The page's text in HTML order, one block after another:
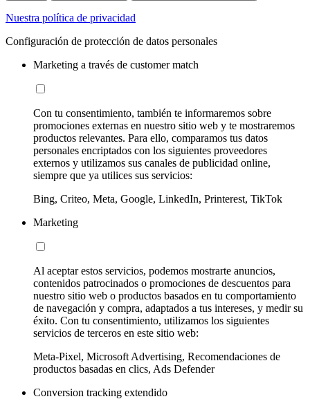
Nuestra política de privacidad
Configuración de protección de datos personales
Marketing a través de customer match
Con tu consentimiento, también te informaremos sobre
promociones externas en nuestro sitio web y te mostraremos
productos relevantes. Para ello, comparamos tus datos
personales encriptados con los siguientes proveedores
externos y utilizamos sus canales de publicidad online,
siempre que ya utilices sus servicios:
Bing, Criteo, Meta, Google, LinkedIn, Printerest, TikTok
Marketing
Al aceptar estos servicios, podemos mostrarte anuncios,
contenidos patrocinados o promociones de descuentos para
nuestro sitio web o productos basados en tu comportamiento
de navegación y compra, adaptados a tus intereses, y medir su
éxito. Con tu consentimiento, utilizamos los siguientes
servicios de terceros en este sitio web:
Meta-Pixel, Microsoft Advertising, Recomendaciones de
productos basadas en clics, Ads Defender
Conversion tracking extendido